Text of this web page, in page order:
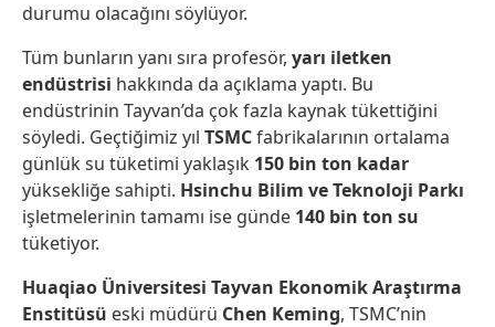
durumu olacağını söylüyor.
Tüm bunların yanı sıra profesör, yarı iletken
endüstrisi hakkında da açıklama yaptı. Bu
endüstrinin Tayvan’da çok fazla kaynak tükettiğini
söyledi. Geçtiğimiz yıl TSMCfabrikalarının ortalama
günlük su tüketimi yaklaşık 150 bin ton kadar
yüksekliğe sahipti. Hsinchu Bilim ve Teknoloji Parkı
işletmelerinin tamamı ise günde 140 bin ton su
tüketiyor.
Huaqiao Üniversitesi Tayvan Ekonomik Araştırma
Enstitüsü eski müdürü Chen Keming, TSMC’nin